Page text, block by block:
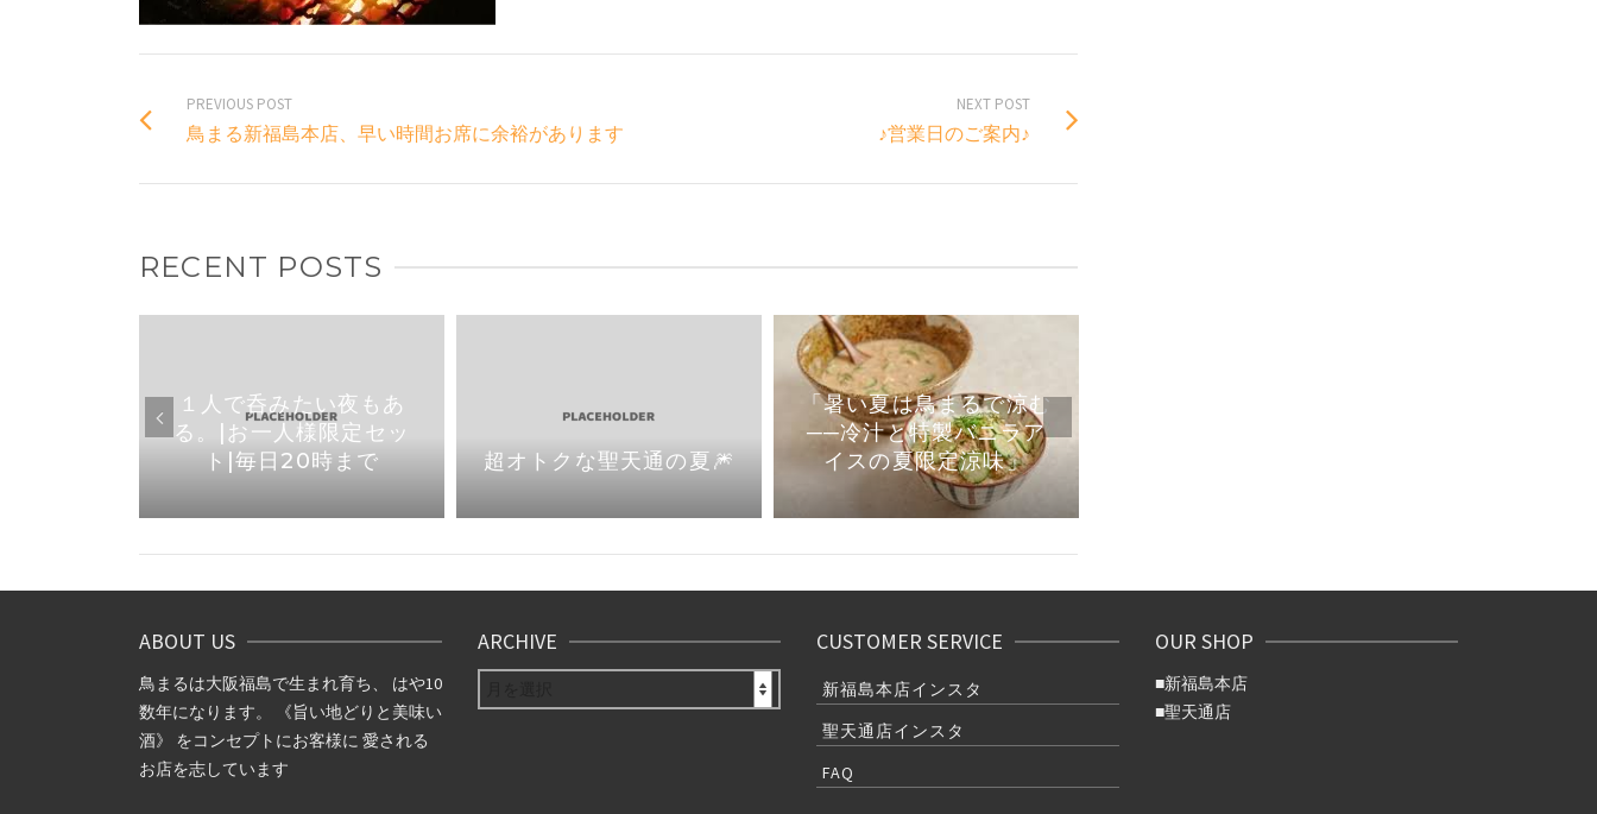
PREVIOUS POST
鳥まる新福島本店、早い時間お席に余裕があります
NEXT POST
♪営業日のご案内♪
RECENT POSTS
１人で呑みたい夜もあ
る。|お一人様限定セッ
ト|毎日20時まで
超オトクな聖天通の夏🎆
「暑い夏は鳥まるで涼む
──冷汁と特製バニラア
イスの夏限定涼味」
ABOUT US
鳥まるは大阪福島で生まれ育ち、 はや10
数年になります。 《旨い地どりと美味い
酒》 をコンセプトにお客様に 愛される
お店を志しています
ARCHIVE CUSTOMER SERVICE
新福島本店インスタ
聖天通店インスタ
FAQ
OUR SHOP
■新福島本店
■聖天通店